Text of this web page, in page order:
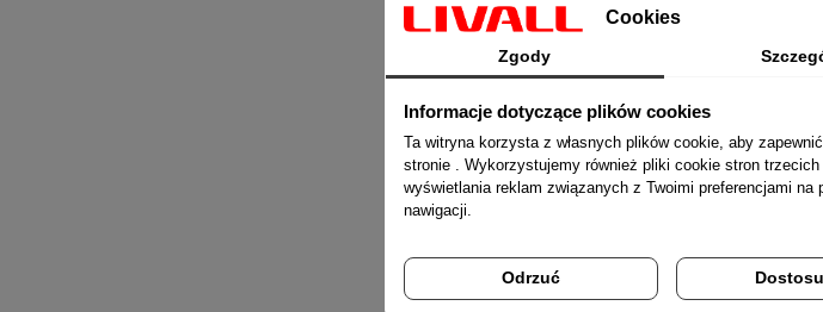
Livall RS1 Kask Narciarski Snowboardowy
Cookies
Zgody
Informacje dotyczące plików cookies
Ta witryna korzysta z własnych plików cookie, aby
stronie . Wykorzystujemy również pliki cookie stron
wyświetlania reklam związanych z Twoimi preferencjami na
nawigacji.
Odrzuć